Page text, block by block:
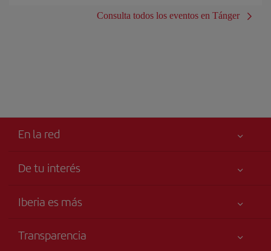
Consulta todos los eventos en Tánger
En la red
De tu interés
Accesibilidad
Iberia es más
Grupo Iberia
Transparencia